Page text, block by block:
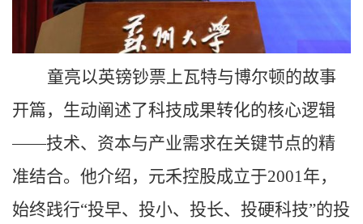
童亮以英镑钞票上瓦特与博尔顿的故事
开篇，生动阐述了科技成果转化的核心逻辑
——技术、资本与产业需求在关键节点的精
准结合。他介绍，元禾控股成立于2001年，
始终践行“投早、投小、投长、投硬科技”的投